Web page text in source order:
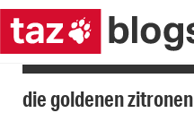
die goldenen zitronen